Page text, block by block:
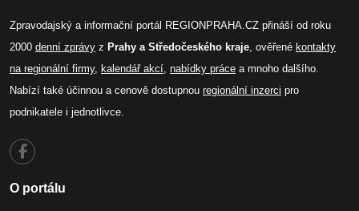
Zpravodajský a informační portál REGIONPRAHA.CZ přináší od roku
2000 denní zprávy z Prahy a Středočeského kraje , ověřené kontakty
na regionální firmy, kalendář akcí nabídky práce a mnoho dalšího.
Nabízí také účinnou a cenově dostupnou regionální inzerci pro
podnikatele i jednotlivce.
O portálu